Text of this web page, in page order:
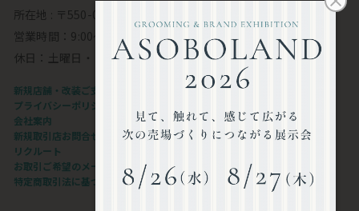
所在地 : 〒550-0002 大阪市西区江戸堀1-23-11 6F
営業時間：9:00～18:00
休日：土曜日・日曜日・祝日
新規店舗・改装ご支援します
プライバシーポリシー
会社案内
新規取引店お問合せフォーム
リクルート
お取引ご希望のメーカー様
特定商取引法に基づく表記